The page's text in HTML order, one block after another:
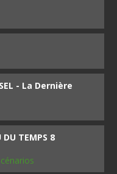
- La Dernière
DU TEMPS 8